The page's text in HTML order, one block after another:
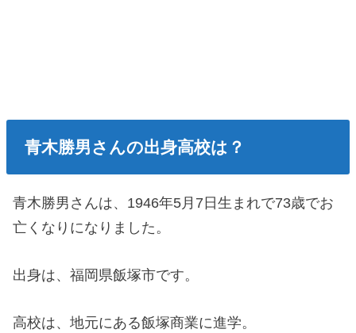
青木勝男さんの出身高校は？
青木勝男さんは、1946年5月7日生まれで73歳でお
亡くなりになりました。
出身は、福岡県飯塚市です。
高校は、地元にある飯塚商業に進学。